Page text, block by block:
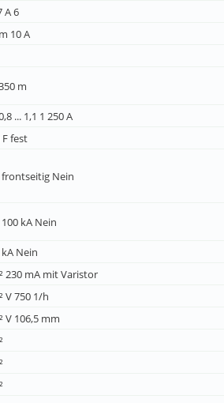
A 6
10 A
m
... 1,1 1 250 A
F fest
Nein
kA Nein
Nein
230 mA mit Varistor
V 750 1/h
V 106,5 mm